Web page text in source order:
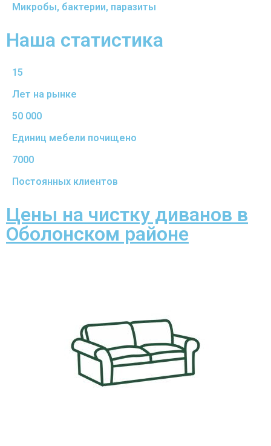
Микробы, бактерии, паразиты
Наша статистика
15
Лет на рынке
50 000
Единиц мебели почищено
7000
Постоянных клиентов
Цены на чистку диванов в
Оболонском районе